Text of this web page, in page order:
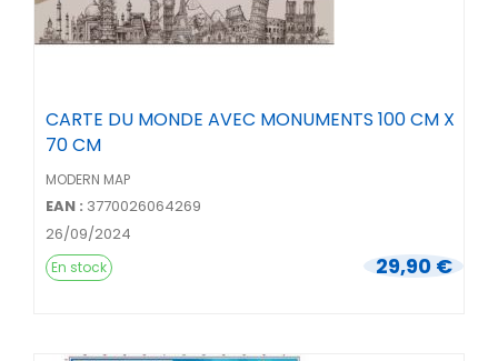
CARTE DU MONDE AVEC MONUMENTS 100 CM X
70 CM
MODERN MAP
EAN : 3770026064269
26/09/2024
29,90 €
En stock